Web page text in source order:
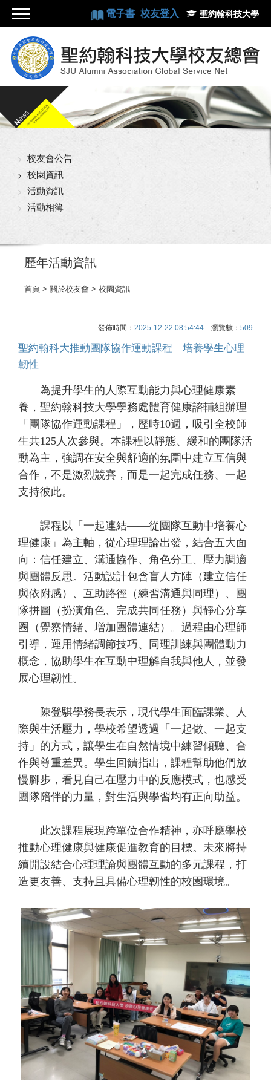
電子書 校友登入 聖約翰科技大學
校友會公告
校園資訊
活動資訊
活動相簿
歷年活動資訊
首頁 > 關於校友會 > 校園資訊
發佈時間： 2025-12-22 08:54:44 瀏覽數： 509
聖約翰科大推動團隊協作運動課程 培養學生心理
韌性
為提升學生的人際互動能力與心理健康素
養，聖約翰科技大學學務處體育健康諮輔組辦理
「團隊協作運動課程」，歷時10週，吸引全校師
生共125人次參與。本課程以靜態、緩和的團隊活
動為主，強調在安全與舒適的氛圍中建立互信與
合作，不是激烈競賽，而是一起完成任務、一起
支持彼此。
課程以「一起連結——從團隊互動中培養心
理健康」為主軸，從心理理論出發，結合五大面
向：信任建立、溝通協作、角色分工、壓力調適
與團體反思。活動設計包含盲人方陣（建立信任
與依附感）、互助路徑（練習溝通與同理）、團
隊拼圖（扮演角色、完成共同任務）與靜心分享
圈（覺察情緒、增加團體連結）。過程由心理師
引導，運用情緒調節技巧、同理訓練與團體動力
概念，協助學生在互動中理解自我與他人，並發
展心理韌性。
陳登騏學務長表示，現代學生面臨課業、人
際與生活壓力，學校希望透過「一起做、一起支
持」的方式，讓學生在自然情境中練習傾聽、合
作與尊重差異。學生回饋指出，課程幫助他們放
慢腳步，看見自己在壓力中的反應模式，也感受
團隊陪伴的力量，對生活與學習均有正向助益。
此次課程展現跨單位合作精神，亦呼應學校
推動心理健康與健康促進教育的目標。未來將持
續開設結合心理理論與團體互動的多元課程，打
造更友善、支持且具備心理韌性的校園環境。